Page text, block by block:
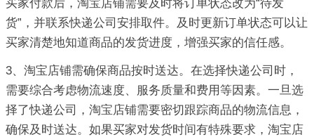
买家付款后，淘宝店铺需要及时将订单状态改为“待发
货”，并联系快递公司安排取件。及时更新订单状态可以让
买家清楚地知道商品的发货进度，增强买家的信任感。
3、淘宝店铺需确保商品按时送达。在选择快递公司时，
需要综合考虑物流速度、服务质量和费用等因素。一旦选
择了快递公司，淘宝店铺需要密切跟踪商品的物流信息，
确保及时送达。如果买家对发货时间有特殊要求，淘宝店